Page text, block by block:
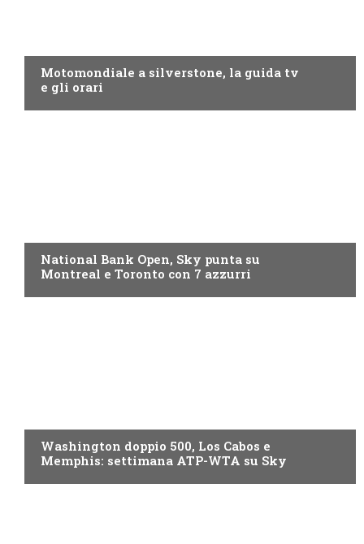
Motomondiale a silverstone, la guida tv
e gli orari
National Bank Open, Sky punta su
Montreal e Toronto con 7 azzurri
Washington doppio 500, Los Cabos e
Memphis: settimana ATP-WTA su Sky